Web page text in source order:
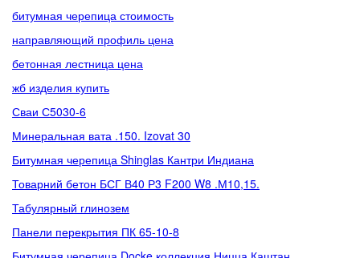
битумная черепица стоимость
направляющий профиль цена
бетонная лестница цена
жб изделия купить
Сваи С5030-6
Минеральная вата .150. Izovat 30
Битумная черепица Shinglas Кантри Индиана
Товарний бетон БСГ В40 Р3 F200 W8 .М10,15.
Табулярный глинозем
Панели перекрытия ПК 65-10-8